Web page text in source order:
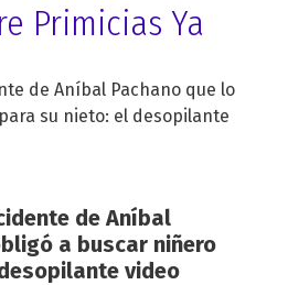
Primicias Ya
de Aníbal
a buscar niñero
video